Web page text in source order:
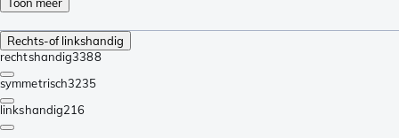
Toon meer
Rechts-of linkshandig
rechtshandig3388
symmetrisch3235
linkshandig216